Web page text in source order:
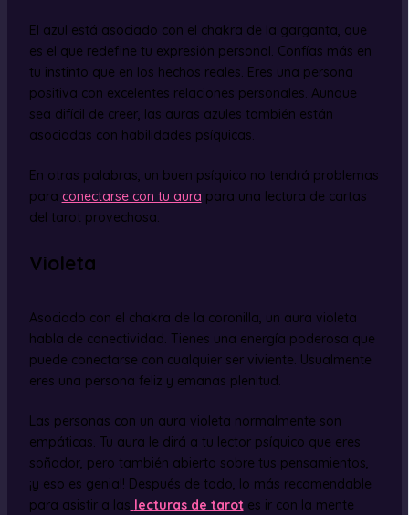
El azul está asociado con el chakra de la garganta, que
es el que redefine tu expresión personal. Confías más en
tu instinto que en los hechos reales. Eres una persona
positiva con excelentes relaciones personales. Aunque
sea difícil de creer, las auras azules también están
asociadas con habilidades psíquicas.
En otras palabras, un buen psíquico no tendrá problemas
para conectarse con tu aura para una lectura de cartas
del tarot provechosa.
Violeta
Asociado con el chakra de la coronilla, un aura violeta
habla de conectividad. Tienes una energía poderosa que
puede conectarse con cualquier ser viviente. Usualmente
eres una persona feliz y emanas plenitud.
Las personas con un aura violeta normalmente son
empáticas. Tu aura le dirá a tu lector psíquico que eres
soñador, pero también abierto sobre tus pensamientos,
¡y eso es genial! Después de todo, lo más recomendable
para asistir a las lecturas de tarot es ir con la mente